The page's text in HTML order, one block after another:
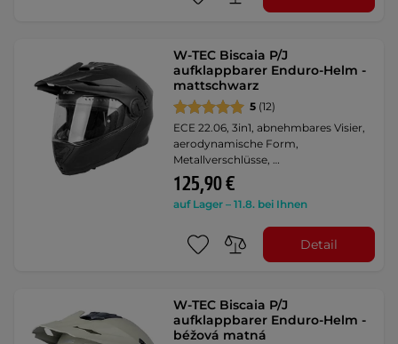
W-TEC Biscaia P/J
aufklappbarer Enduro-Helm -
mattschwarz
5 (12)
ECE 22.06, 3in1, abnehmbares Visier,
aerodynamische Form,
Metallverschlüsse, …
125,90 €
auf Lager – 11.8. bei Ihnen
Detail
W-TEC Biscaia P/J
aufklappbarer Enduro-Helm -
béžová matná